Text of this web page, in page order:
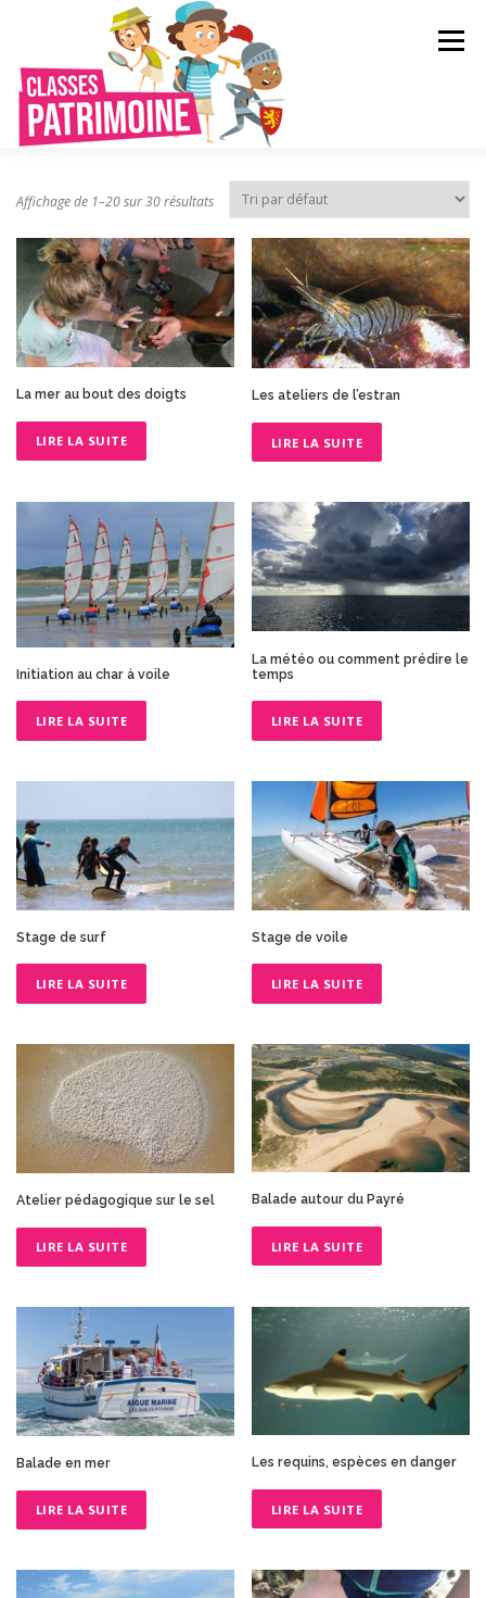
Menu
CRÉER VOTRE VOYAGE SCOLAIRE CATALOGUE
CONTACT
Affichage de 1–20 sur 30 résultats
La mer au bout des doigts
LIRE LA SUITE
Les ateliers de l’estran
LIRE LA SUITE
Initiation au char à voile
LIRE LA SUITE
La météo ou comment prédire le
temps
LIRE LA SUITE
Stage de surf
LIRE LA SUITE
Stage de voile
LIRE LA SUITE
Atelier pédagogique sur le sel
LIRE LA SUITE
Balade autour du Payré
LIRE LA SUITE
Balade en mer
LIRE LA SUITE
Les requins, espèces en danger
LIRE LA SUITE